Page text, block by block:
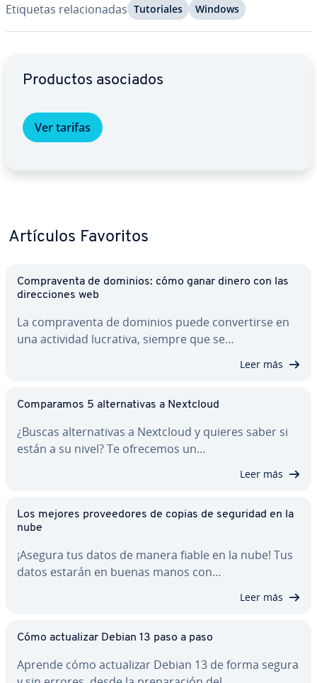
Etiquetas re­la­cio­na­das Tu­to­ria­les Windows
Productos asociados
Ver tarifas
Artículos Favoritos
Co­m­pra­ve­n­ta de dominios: cómo ganar dinero con las
di­re­c­cio­nes web
La co­m­pra­ve­n­ta de dominios puede co­n­ve­r­ti­r­se en
una actividad lucrativa, siempre que se…
Leer más
Co­m­pa­ra­mos 5 al­te­r­na­ti­vas a Nextcloud
¿Buscas al­te­r­na­ti­vas a Nextcloud y quieres saber si
están a su nivel? Te ofrecemos un…
Leer más
Los mejores pro­vee­do­res de copias de seguridad en la
nube
¡Asegura tus datos de manera fiable en la nube! Tus
datos estarán en buenas manos con…
Leer más
Cómo ac­tua­li­zar Debian 13 paso a paso
Aprende cómo ac­tua­li­zar Debian 13 de forma segura